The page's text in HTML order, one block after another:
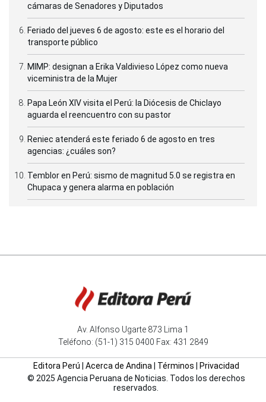
cámaras de Senadores y Diputados
Feriado del jueves 6 de agosto: este es el horario del
transporte público
MIMP: designan a Erika Valdivieso López como nueva
viceministra de la Mujer
Papa León XIV visita el Perú: la Diócesis de Chiclayo
aguarda el reencuentro con su pastor
Reniec atenderá este feriado 6 de agosto en tres
agencias: ¿cuáles son?
Temblor en Perú: sismo de magnitud 5.0 se registra en
Chupaca y genera alarma en población
Av. Alfonso Ugarte 873 Lima 1
Teléfono: (51-1) 315 0400 Fax: 431 2849
Editora Perú Acerca de Andina Términos
Privacidad
© 2025 Agencia Peruana de Noticias. Todos los derechos
reservados.